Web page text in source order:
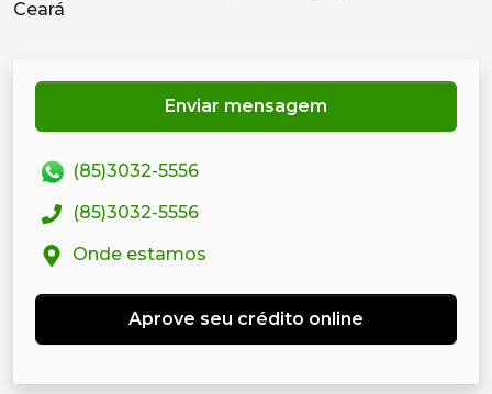
Enviar mensagem
(85)3032-5556
(85)3032-5556
Onde estamos
Aprove seu crédito online